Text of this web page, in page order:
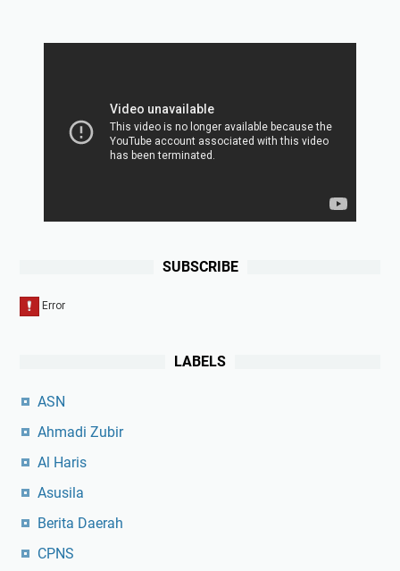
SUBSCRIBE
LABELS
ASN
Ahmadi Zubir
Al Haris
Asusila
Berita Daerah
CPNS